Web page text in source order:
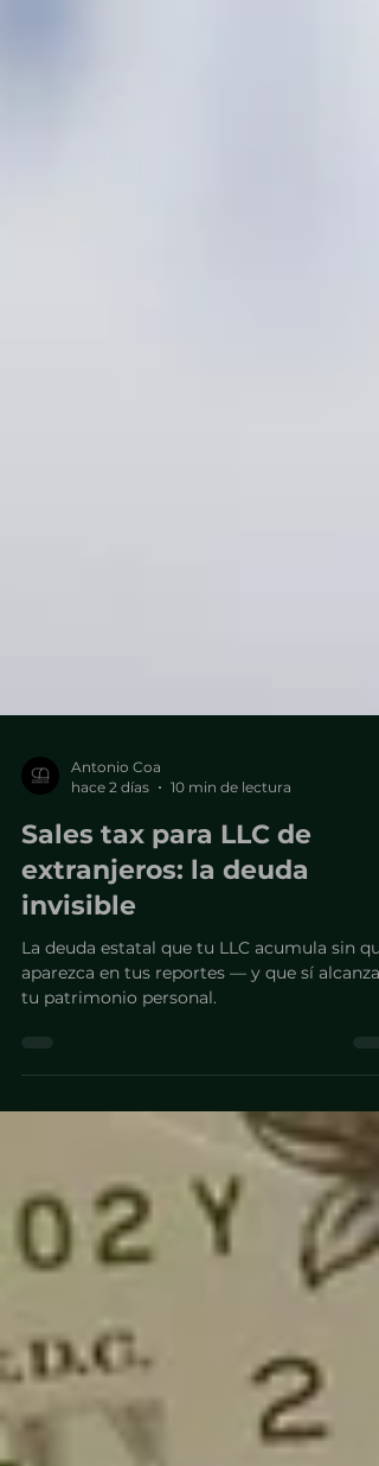
hace 2 días
10 min de lectura
Sales tax para LLC de
extranjeros: la deuda
invisible
La deuda estatal que tu LLC acumula sin que
aparezca en tus reportes — y que sí alcanza